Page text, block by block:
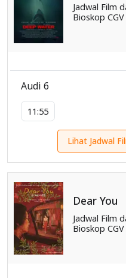
Jadwal Film
Bioskop
Audi 6
11:55
Lihat Jadwal
Dear You
Jadwal Film
Bioskop